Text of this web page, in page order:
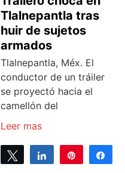
Tlalnepantla tras
huir de sujetos
armados
Tlalnepantla, Méx. El
conductor de un tráiler
se proyectó hacia el
camellón del
Leer mas
Tweet Share Pin